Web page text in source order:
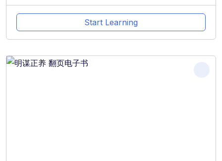
Start Learning